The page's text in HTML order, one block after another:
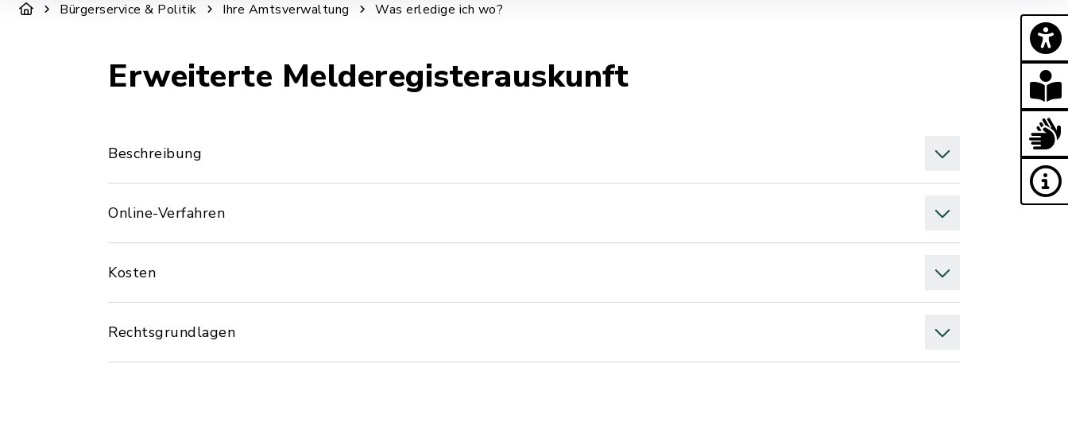
Bürgerservice & Politik Ihre Amtsverwaltung Was erledige ich wo?
Erweiterte Melderegisterauskunft
Beschreibung
Online-Verfahren
Kosten
Rechtsgrundlagen